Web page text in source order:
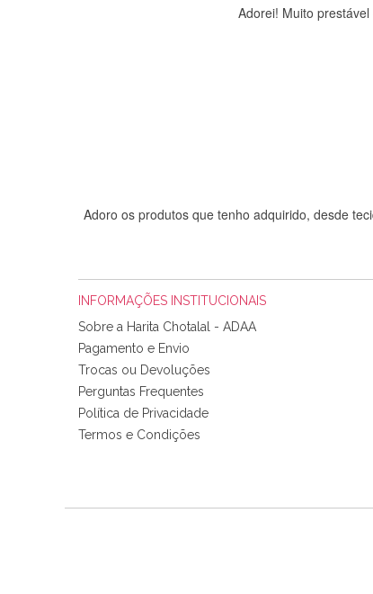
Adorei! Muito
Adoro os produtos que tenho adquirido, desde
Tudo chegou em condições, pois os produtos
padrão e cores muito bonitas e a execução
INFORMAÇÕES INSTITUCIONAIS
Sobre a Harita Chotalal - ADAA
Pagamento e Envio
Trocas ou Devoluções
Perguntas Frequentes
Política de Privacidade
Termos e Condições